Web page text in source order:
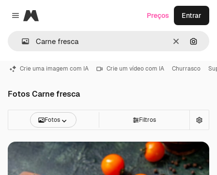
Close menu
Magnific
Limpar
Preços Entrar
Crie uma imagem com IA Crie um vídeo com IA Churrasco
Fotos Carne fresca
Fotos Filtros